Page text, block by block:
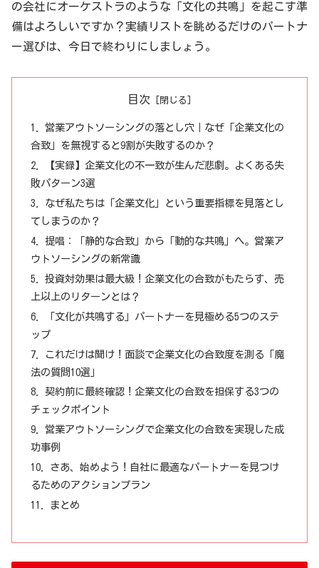
の会社にオーケストラのような「文化の共鳴」を起こす準
備はよろしいですか？実績リストを眺めるだけのパートナ
ー選びは、今日で終わりにしましょう。
目次
営業アウトソーシングの落とし穴｜なぜ「企業文化の
合致」を無視すると9割が失敗するのか？
【実録】企業文化の不一致が生んだ悲劇。よくある失
敗パターン3選
なぜ私たちは「企業文化」という重要指標を見落とし
てしまうのか？
提唱：「静的な合致」から「動的な共鳴」へ。営業ア
ウトソーシングの新常識
投資対効果は最大級！企業文化の合致がもたらす、売
上以上のリターンとは？
「文化が共鳴する」パートナーを見極める5つのステ
ップ
これだけは聞け！面談で企業文化の合致度を測る「魔
法の質問10選」
契約前に最終確認！企業文化の合致を担保する3つの
チェックポイント
営業アウトソーシングで企業文化の合致を実現した成
功事例
さあ、始めよう！自社に最適なパートナーを見つけ
るためのアクションプラン
まとめ